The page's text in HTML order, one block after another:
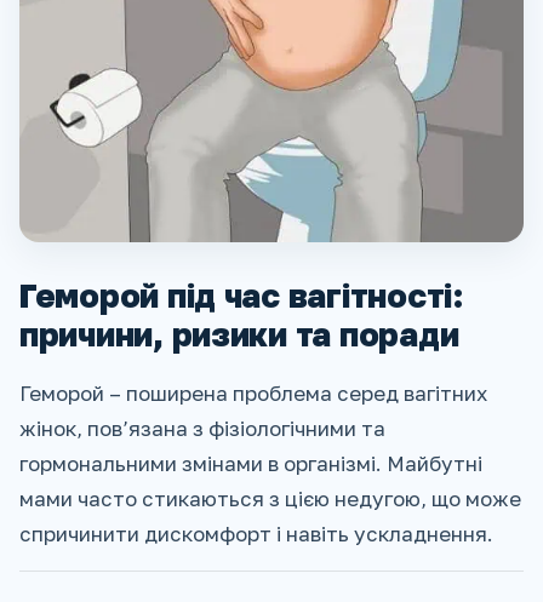
Геморой під час вагітності:
причини, ризики та поради
Геморой – поширена проблема серед вагітних
жінок, пов’язана з фізіологічними та
гормональними змінами в організмі. Майбутні
мами часто стикаються з цією недугою, що може
спричинити дискомфорт і навіть ускладнення.